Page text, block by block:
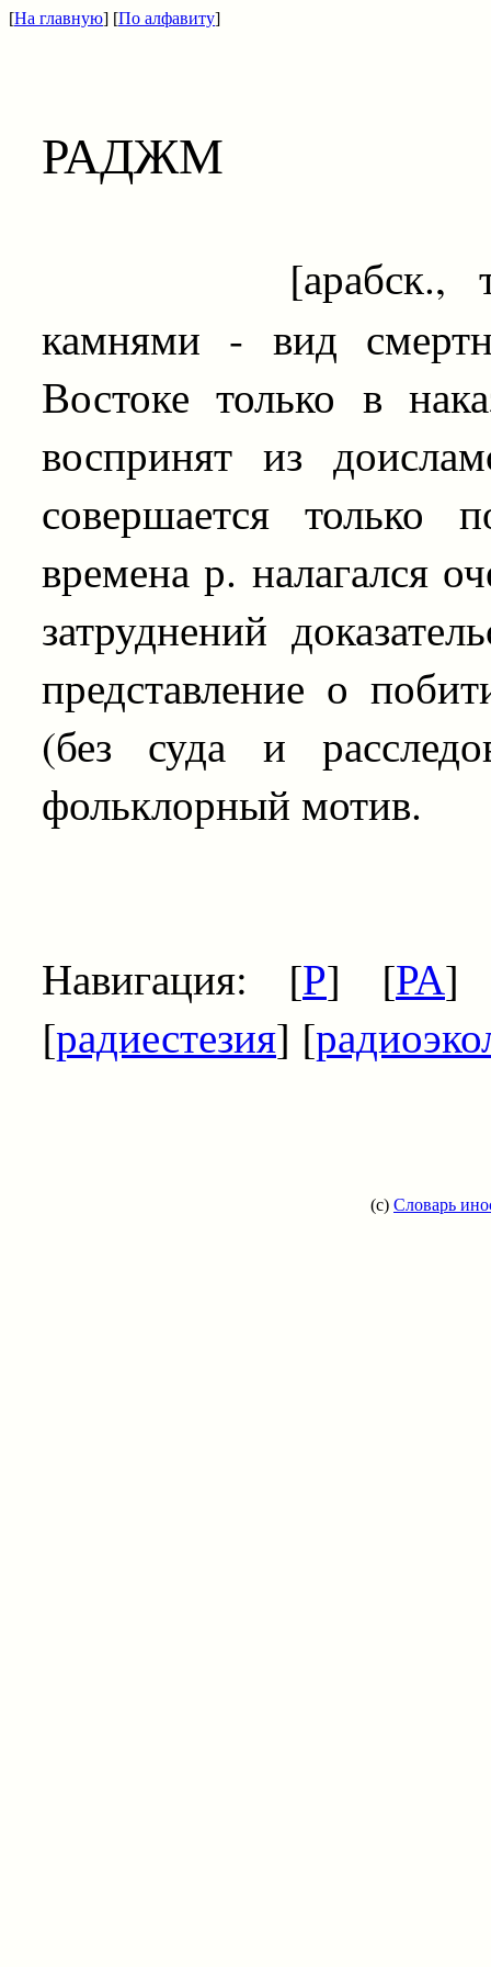
[На главную] [По алфавиту]
РАДЖМ
[арабск.,
камнями - вид
Востоке только в
воспринят из
совершается
времена р. налагался
затруднений
представление о
(без суда и
фольклорный мотив.
Навигация: [Р] [РА]
[радиестезия] [
(c) Словарь